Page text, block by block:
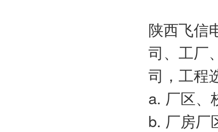
陕西飞信
司、工厂
司，工程
a. 厂区、
b. 厂房厂